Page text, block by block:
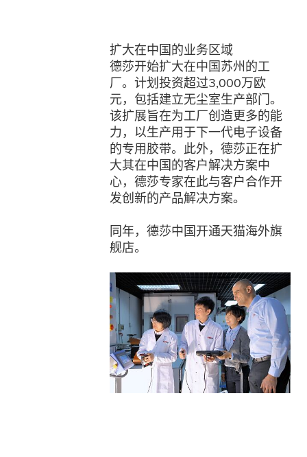
扩大在中国的业务区域
德莎开始扩大在中国苏州的工
厂。计划投资超过3,000万欧
元，包括建立无尘室生产部门。
该扩展旨在为工厂创造更多的能
力，以生产用于下一代电子设备
的专用胶带。此外，德莎正在扩
大其在中国的客户解决方案中
心，德莎专家在此与客户合作开
发创新的产品解决方案。
同年，德莎中国开通天猫海外旗
舰店。